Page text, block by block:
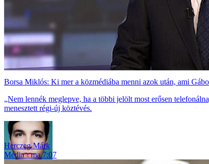
Borsa Miklós: Ki mer a közmédiába menni azok után, ami
„Nem lennék meglepve, ha a többi jelölt most erősen
menesztett régi-új köztévés.
Herczeg Márk
Média
ma 7:07